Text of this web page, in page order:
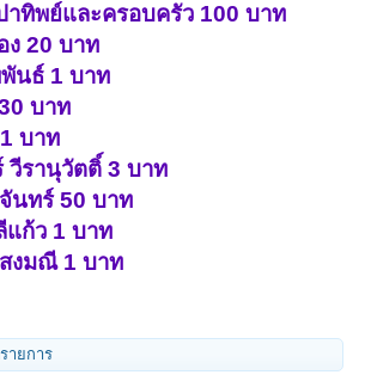
ทิพย์และครอบครัว 100 บาท
20 บาท
นธ์ 1 บาท
บาท
บาท
รานุวัตติ์ 3 บาท
นทร์ 50 บาท
ก้ว 1 บาท
งมณี 1 บาท
ายการ